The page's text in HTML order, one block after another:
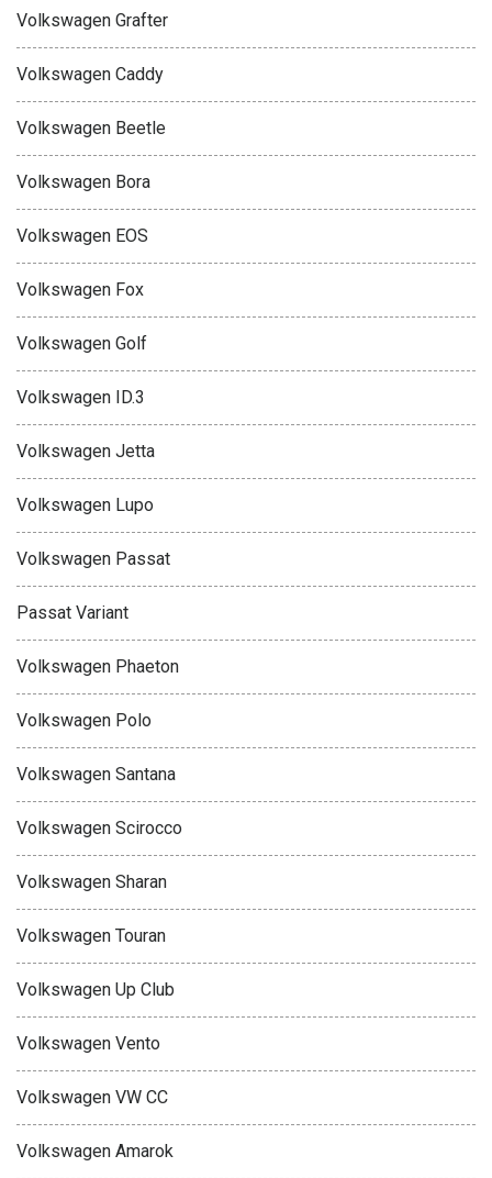
Volkswagen Grafter
Volkswagen Caddy
Volkswagen Beetle
Volkswagen Bora
Volkswagen EOS
Volkswagen Fox
Volkswagen Golf
Volkswagen ID.3
Volkswagen Jetta
Volkswagen Lupo
Volkswagen Passat
Passat Variant
Volkswagen Phaeton
Volkswagen Polo
Volkswagen Santana
Volkswagen Scirocco
Volkswagen Sharan
Volkswagen Touran
Volkswagen Up Club
Volkswagen Vento
Volkswagen VW CC
Volkswagen Amarok